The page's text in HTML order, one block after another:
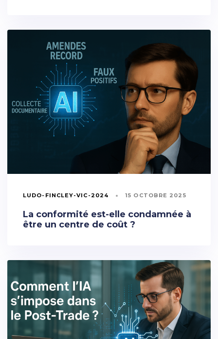
LUDO-FINCLEY-VIC-2024 15 OCTOBRE 2025
La conformité est-elle condamnée à
être un centre de coût ?